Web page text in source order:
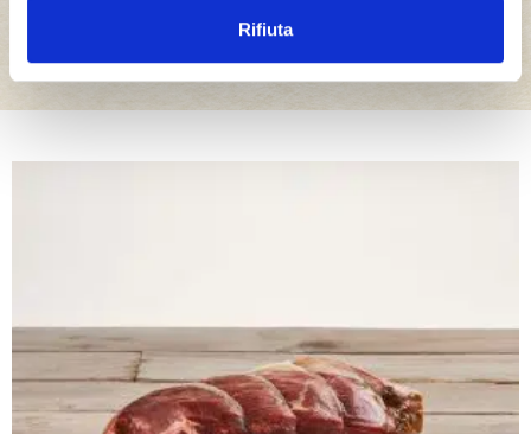
Rifiuta